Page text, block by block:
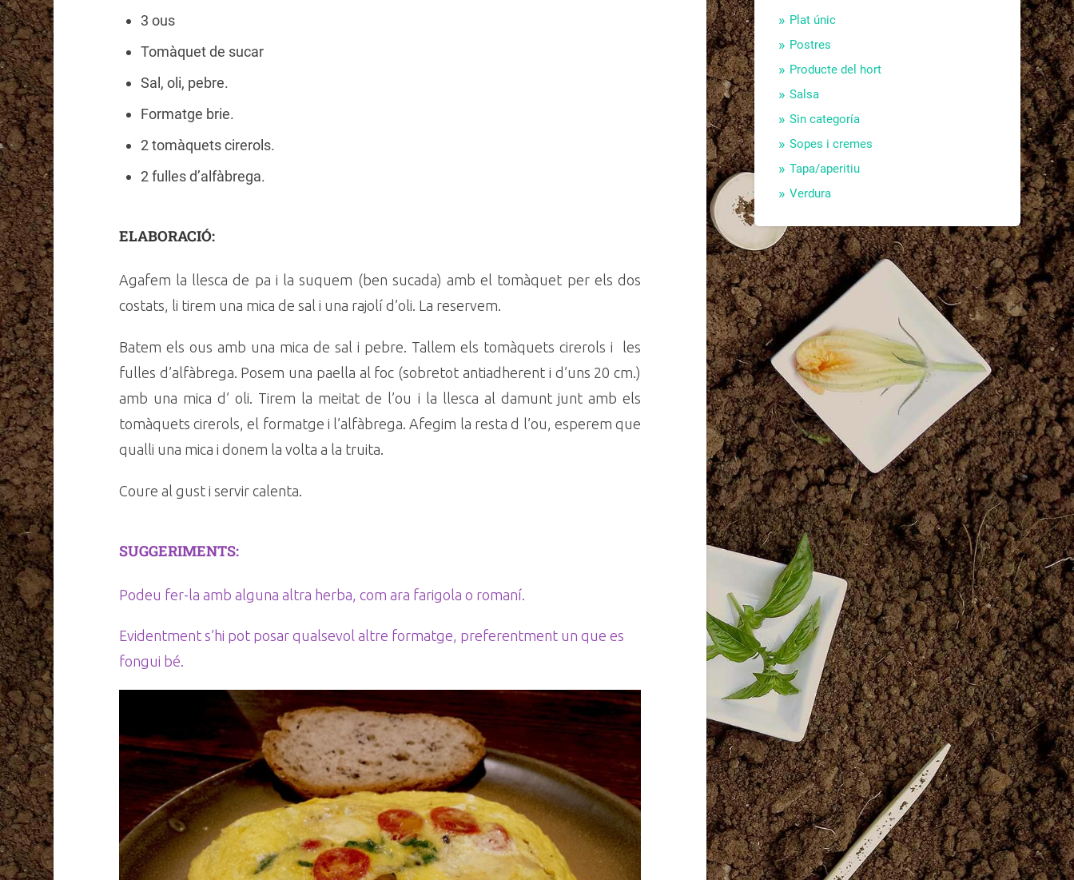
3 ous
Tomàquet de sucar
Sal, oli, pebre.
Formatge brie.
2 tomàquets cirerols.
2 fulles d’alfàbrega.
ELABORACIÓ:
Agafem la llesca de pa i la suquem (ben sucada) amb el tomàquet per els dos
costats, li tirem una mica de sal i una rajolí d’oli. La reservem.
Batem els ous amb una mica de sal i pebre. Tallem els tomàquets cirerols i les
fulles d’alfàbrega. Posem una paella al foc (sobretot antiadherent i d’uns 20 cm.)
amb una mica d’ oli. Tirem la meitat de l’ou i la llesca al damunt junt amb els
tomàquets cirerols, el formatge i l’alfàbrega. Afegim la resta d l’ou, esperem que
qualli una mica i donem la volta a la truita.
Coure al gust i servir calenta.
SUGGERIMENTS:
Podeu fer-la amb alguna altra herba, com ara farigola o romaní.
Evidentment s’hi pot posar qualsevol altre formatge, preferentment un que es
fongui bé.
Plat únic
Postres
Producte del hort
Salsa
Sin categoría
Sopes i cremes
Tapa/aperitiu
Verdura